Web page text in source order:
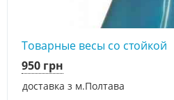
Товарные весы со стойкой
доставка з м.Полтава
950 грн